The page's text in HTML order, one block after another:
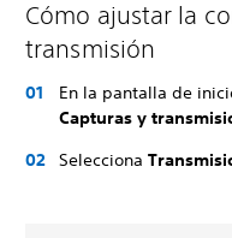
Cómo ajustar la
transmisión
En la pantalla de
Capturas y
Selecciona